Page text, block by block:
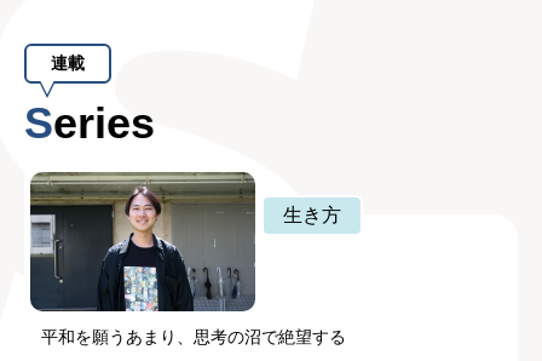
連載
Series
生き方
平和を願うあまり、思考の沼で絶望する